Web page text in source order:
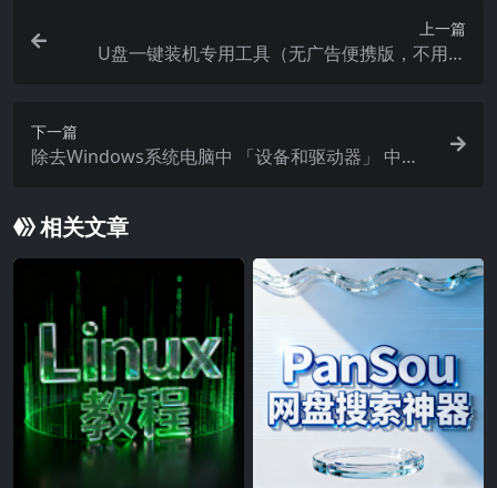
上一篇
U盘一键装机专用工具（无广告便携版，不用安
下一篇
除去Windows系统电脑中 「设备和驱动器」 中的
相关文章